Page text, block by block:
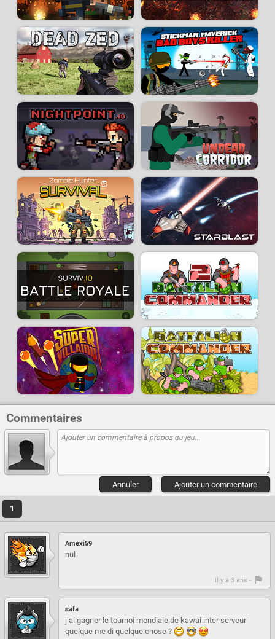
Commentaires
Ajouter un commentaire
Annuler
1
Amexi59
nul
il y a 3 ans -
safa
j ai gagner le tournoi mondiale de kawai inter serveur
quelque me di quelque chose ?